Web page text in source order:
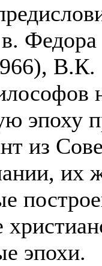
Федора
В.К.
эпоху
из
их
эпохи.